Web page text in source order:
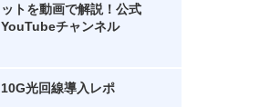
ットを動画で解説！公式
YouTubeチャンネル
10G光回線導入レポ